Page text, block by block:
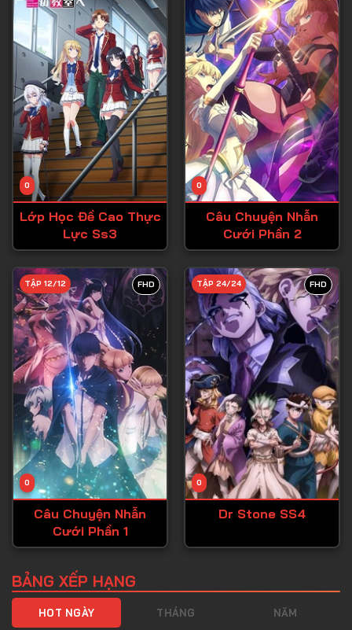
Tập 30
Tập 31
Tập 32
Tập 33
Tập 34
Tập 35
Tập 36
Tập 37
Tập 39
Tập 40
Tập 41
Tập 42
Tập 43
Tập 44
Tập 45
Tập 46
Tập 47
Tập 49
0
Lớp Học Đề Cao Thực
Lực Ss3
0
Câu Chuyện Nhẫn
Cưới Phần 2
FHD
0
TẬP 12/12
Câu Chuyện Nhẫn
Cưới Phần 1
FHD
0
TẬP 24/24
Dr Stone SS4
BẢNG XẾP HẠNG
HOT NGÀY THÁNG NĂM